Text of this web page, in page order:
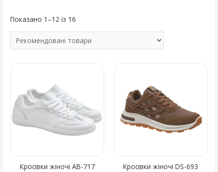
Показано 1–12 із 16
Кросівки жіночі AB-717 Кросівки жіночі DS-693